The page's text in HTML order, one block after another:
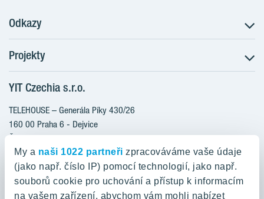
My a naši 1022 partneři zpracováváme vaše údaje
(jako např. číslo IP) pomocí technologií, jako např.
souborů cookie pro uchování a přístup k informacím
na vašem zařízení, abychom vám mohli nabízet
Odkazy
Postup koupě
Klientské změny
Aktuality
Blog
Kariéra
O nás
YIT PLUS
Projekty
RANTA Barrandov III
RANTA Barrandov IV
TOIVO Roztyly II
KALEVALA
VIRTA Kladno
YIT Czechia s.r.o.
TELEHOUSE – Generála Píky 430/26
160 00 Praha 6 - Dejvice
Česká republika
800 200 666
domov@yit.cz